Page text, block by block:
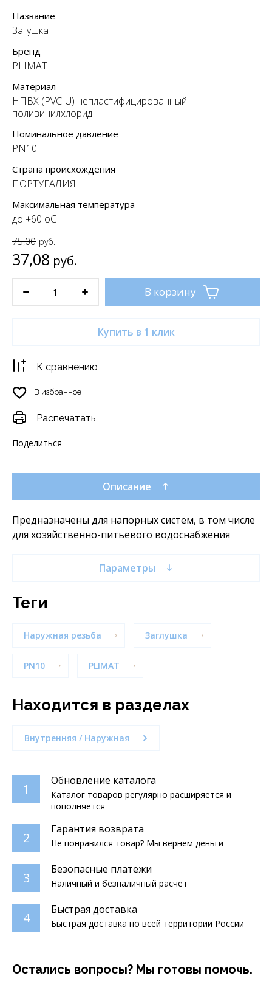
Название
Загушка
Бренд
PLIMAT
Материал
НПВХ (PVC-U) непластифицированный
поливинилхлорид
Номинальное давление
PN10
Страна происхождения
ПОРТУГАЛИЯ
Максимальная температура
до +60 oC
75,00 руб.
37,08 руб.
В корзину
Купить в 1 клик
К сравнению
В избранное
Поделиться
Распечатать
Описание
Предназначены для напорных систем, в том числе
для хозяйственно-питьевого водоснабжения
Параметры
теги
Наружная резьба Заглушка
PN10 PLIMAT
Находится в разделах
Внутренняя / Наружная
1
Обновление каталога
Каталог товаров регулярно расширяется и
пополняется
2
Гарантия возврата
Не понравился товар? Мы вернем деньги
3
Безопасные платежи
Наличный и безналичный расчет
4
Быстрая доставка
Быстрая доставка по всей территории России
Остались вопросы? Мы готовы помочь.